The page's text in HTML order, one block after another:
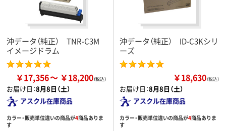
沖データ（純正） TNR-C3M
イメージドラム
￥17,356 ￥18,200
お届け日：8月8日（土）
アスクル在庫商品
カラー・販売単位違いの商品が4商品ありま
す
沖データ（純正） ID-C3Kシリ
ーズ
￥18,630（税込）
お届け日：8月8日（土）
アスクル在庫商品
カラー・販売単位違いの商品が4商品ありま
す